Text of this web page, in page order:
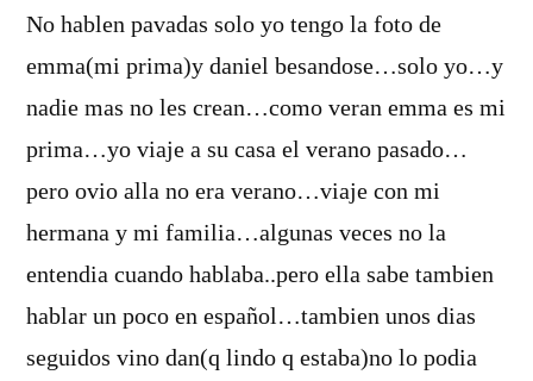
No hablen pavadas solo yo tengo la foto de
emma(mi prima)y daniel besandose…solo yo…y
nadie mas no les crean…como veran emma es mi
prima…yo viaje a su casa el verano pasado…
pero ovio alla no era verano…viaje con mi
hermana y mi familia…algunas veces no la
entendia cuando hablaba..pero ella sabe tambien
hablar un poco en español…tambien unos dias
seguidos vino dan(q lindo q estaba)no lo podia